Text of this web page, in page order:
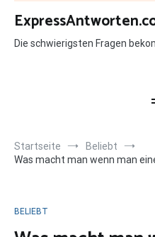
Zum
Inhalt
springen
Die schwierigsten Fragen
Startseite
Beliebt
Was macht man wenn man
BELIEBT